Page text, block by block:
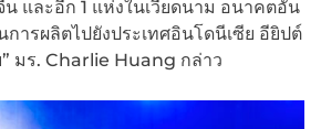
น และอีก 1 แห่งในเวียดนาม อนาคตอัน
การผลิตไปยังประเทศอินโดนีเซีย อียิปต์
มร. Charlie Huang กล่าว